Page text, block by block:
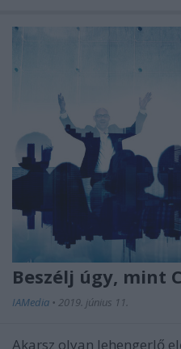
Beszélj úgy, mint
IAMedia • 2019. június 11.
Akarsz olyan lehengerlő